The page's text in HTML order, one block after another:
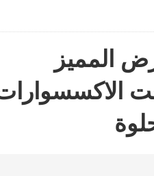
المميز
الاكسسوارات